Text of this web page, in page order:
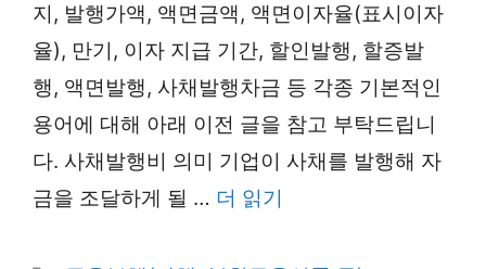
지, 발행가액, 액면금액, 액면이자율(표시이자
율), 만기, 이자 지급 기간, 할인발행, 할증발
행, 액면발행, 사채발행차금 등 각종 기본적인
용어에 대해 아래 이전 글을 참고 부탁드립니
다. 사채발행비 의미 기업이 사채를 발행해 자
금을 조달하게 될 … 더 읽기